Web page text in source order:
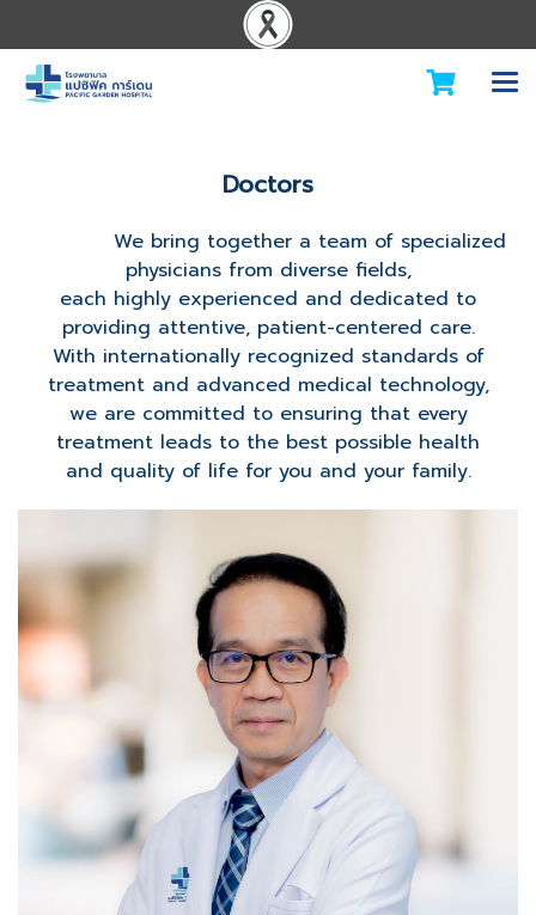
Doctors
We bring together a team of specialized
physicians from diverse fields,
each highly experienced and dedicated to
providing attentive, patient-centered care.
With internationally recognized standards of
treatment and advanced medical technology,
we are committed to ensuring that every
treatment leads to the best possible health
and quality of life for you and your family.